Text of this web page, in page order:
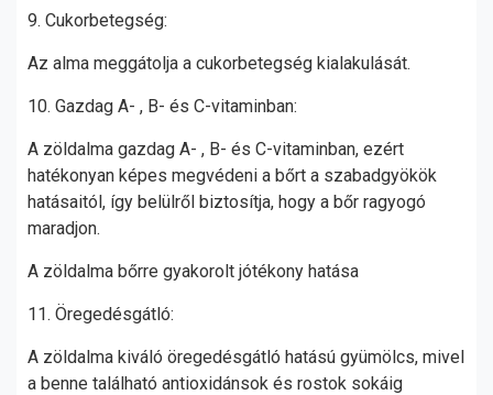
9. Cukorbetegség:
Az alma meggátolja a cukorbetegség kialakulását.
10. Gazdag A- , B- és C-vitaminban:
A zöldalma gazdag A- , B- és C-vitaminban, ezért
hatékonyan képes megvédeni a bőrt a szabadgyökök
hatásaitól, így belülről biztosítja, hogy a bőr ragyogó
maradjon.
A zöldalma bőrre gyakorolt jótékony hatása
11. Öregedésgátló:
A zöldalma kiváló öregedésgátló hatású gyümölcs, mivel
a benne található antioxidánsok és rostok sokáig